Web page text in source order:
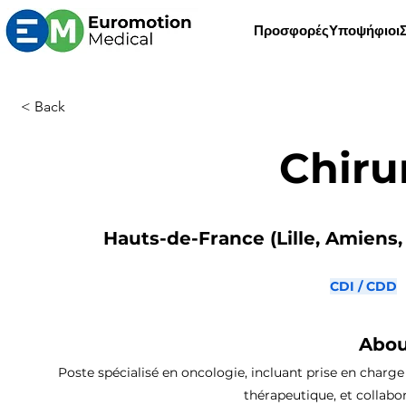
ΠροσφορέςΥποψήφιοι
< Back
Hauts-de-France (Lille,
CDI / CDD
Poste spécialisé en oncologie, incluant prise en
thérapeutique, et